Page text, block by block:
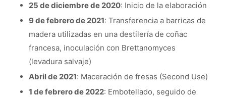
25 de diciembre de 2020: Inicio de la elaboración
9 de febrero de 2021: Transferencia a barricas de
madera utilizadas en una destilería de coñac
francesa, inoculación con Brettanomyces
(levadura salvaje)
Abril de 2021: Maceración de fresas (Second Use)
1 de febrero de 2022: Embotellado, seguido de